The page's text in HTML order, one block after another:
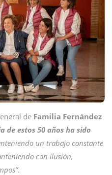
de Familia Fernández
de estos 50 años ha sido
un trabajo constante
con ilusión,
.